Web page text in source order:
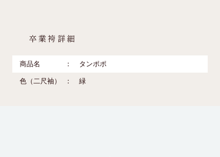
卒業袴詳細
商品名 タンポポ
色（二尺袖） 緑